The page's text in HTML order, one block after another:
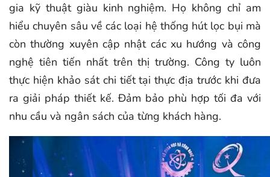
gia kỹ thuật giàu kinh nghiệm. Họ không chỉ am
hiểu chuyên sâu về các loại hệ thống hút lọc bụi mà
còn thường xuyên cập nhật các xu hướng và công
nghệ tiên tiến nhất trên thị trường. Công ty luôn
thực hiện khảo sát chi tiết tại thực địa trước khi đưa
ra giải pháp thiết kế. Đảm bảo phù hợp tối đa với
nhu cầu và ngân sách của từng khách hàng.